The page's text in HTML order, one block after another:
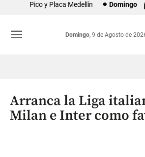
Colombia
Pico y Placa Medellín Domingo
Domingo, 9 de Agosto de
menu
Arranca la Liga
Milan e Inter como